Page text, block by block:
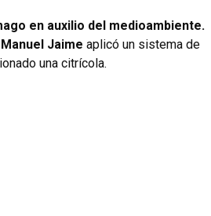
en auxilio del medioambiente.
Manuel Jaime aplicó un sistema de
una citrícola.